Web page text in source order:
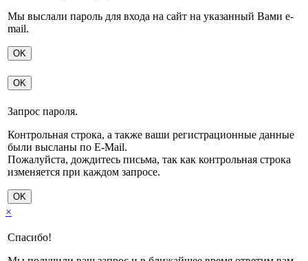
Мы выслали пароль для входа на сайт на указанный Вами e-
mail.
OK
OK
Запрос пароля.
Контрольная строка, а также ваши регистрационные данные
были высланы по E-Mail.
Пожалуйста, дождитесь письма, так как контрольная строка
изменяется при каждом запросе.
OK
×
Спасибо!